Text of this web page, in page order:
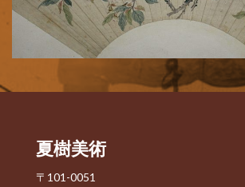
夏樹美術
〒101-0051